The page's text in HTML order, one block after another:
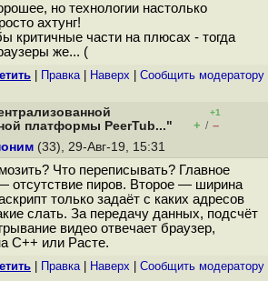
но технологии настолько
ахтунг!
критичные части на плюсах - тогда
же... (
Правка| Наверх Cообщить модератору
платформы PeerTub..."
+1
+ / –
(33), 29-Авг-19, 15:31
Что переписывать? Главное
отсутствие пиров. Второе — ширина
только задаёт с каких адресов
слать. За передачу данных, подсчёт
видео отвечает браузер,
С++ или Расте.
Правка| Наверх Cообщить модератору